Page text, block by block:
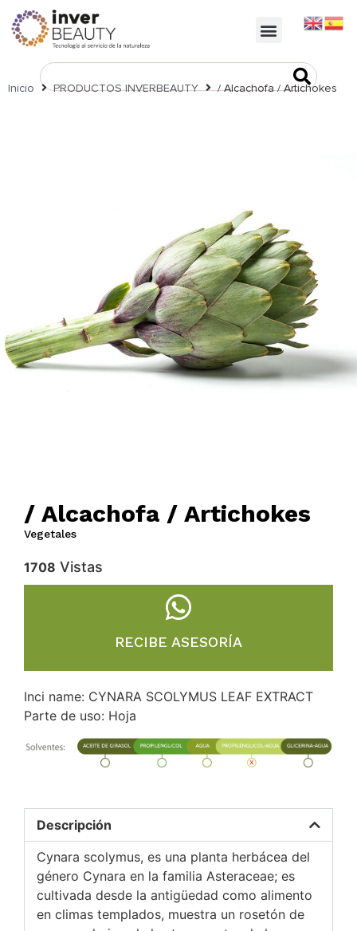
https://inverbeauty.com/
Inicio PRODUCTOS INVERBEAUTY / Alcachofa / Artichokes
/ Alcachofa / Artichokes
Vegetales
1708 Vistas
RECIBE ASESORÍA
Inci name: CYNARA SCOLYMUS LEAF EXTRACT
Parte de uso: Hoja
Descripción
Cynara scolymus, es una planta herbácea del
género Cynara en la familia Asteraceae; es
cultivada desde la antigüedad como alimento
en climas templados, muestra un rosetón de